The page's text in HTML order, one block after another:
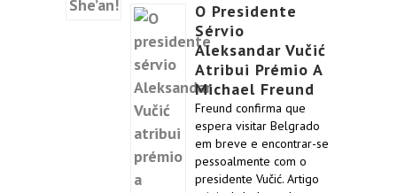
O Presidente
Sérvio
Aleksandar Vučić
Atribui Prémio A
Michael Freund
Freund confirma que
espera visitar Belgrado
em breve e encontrar-se
pessoalmente com o
presidente Vučić. Artigo